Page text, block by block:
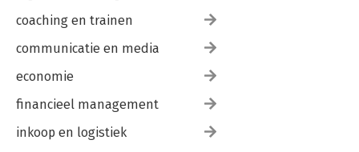
coaching en trainen
communicatie en media
economie
financieel management
inkoop en logistiek